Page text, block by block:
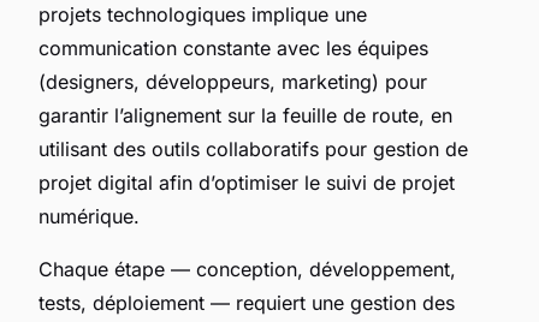
projets technologiques implique une
communication constante avec les équipes
(designers, développeurs, marketing) pour
garantir l’alignement sur la feuille de route, en
utilisant des outils collaboratifs pour gestion de
projet digital afin d’optimiser le suivi de projet
numérique.
Chaque étape — conception, développement,
tests, déploiement — requiert une gestion des